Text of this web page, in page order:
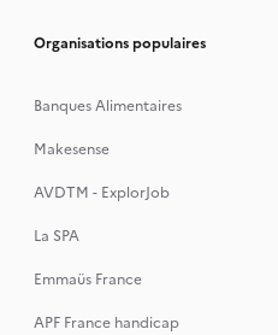
Organisations populaires
Banques Alimentaires
Makesense
AVDTM - ExplorJob
La SPA
Emmaüs France
APF France handicap